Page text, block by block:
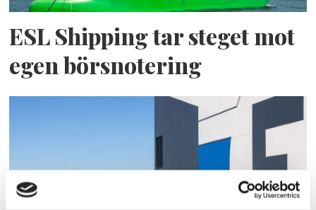
ESL Shipping tar steget mot
egen börsnotering